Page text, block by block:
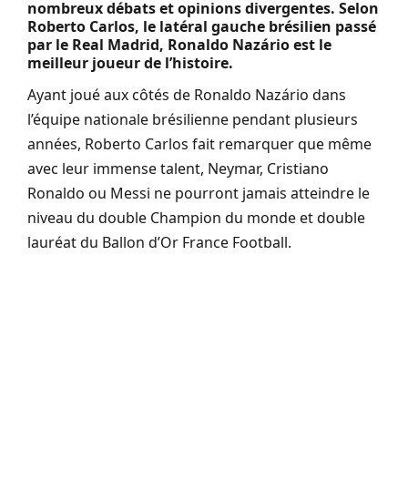
nombreux débats et opinions divergentes. Selon
Roberto Carlos, le latéral gauche brésilien passé
par le Real Madrid, Ronaldo Nazário est le
meilleur joueur de l’histoire.
Ayant joué aux côtés de Ronaldo Nazário dans
l’équipe nationale brésilienne pendant plusieurs
années, Roberto Carlos fait remarquer que même
avec leur immense talent, Neymar, Cristiano
Ronaldo ou Messi ne pourront jamais atteindre le
niveau du double Champion du monde et double
lauréat du Ballon d’Or France Football.